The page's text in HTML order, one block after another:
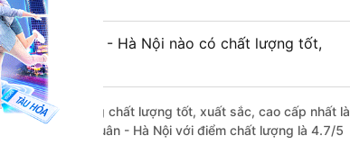
Thanh Xuân - Hà Nội nào có chất lượng tốt,
An - Hải Phòng chất lượng tốt, xuất sắc, cao cấp nhất là
từ Thanh Xuân - Hà Nội với điểm chất lượng là 4.7/5